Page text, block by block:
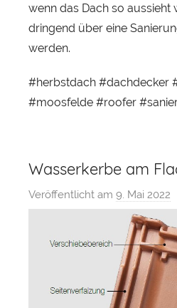
wenn das Dach so aussieht
dringend über eine
werden.
#herbstdach #dachdecker
#moosfelde #roofer
Wasserkerbe am
Veröffentlicht am 9. Mai 2022
o
n
S